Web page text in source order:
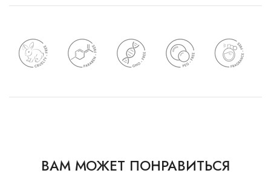
ВАМ МОЖЕТ ПОНРАВИТЬСЯ